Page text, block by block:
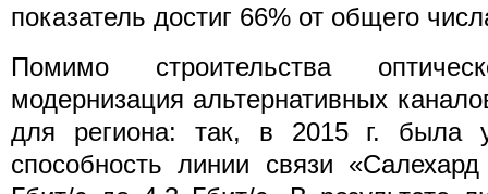
показатель достиг 66% от общего
Помимо строительства
модернизация альтернативных
для региона: так, в 2015 г. была
способность линии связи